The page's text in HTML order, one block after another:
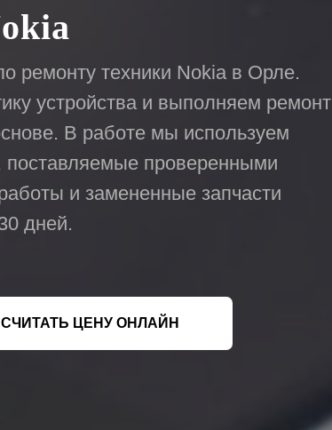
ремонту техники Nokia в Орле.
устройства и выполняем ремонт
В работе мы используем
поставляемые проверенными
и замененные запчасти
дней.
ЦЕНУ ОНЛАЙН